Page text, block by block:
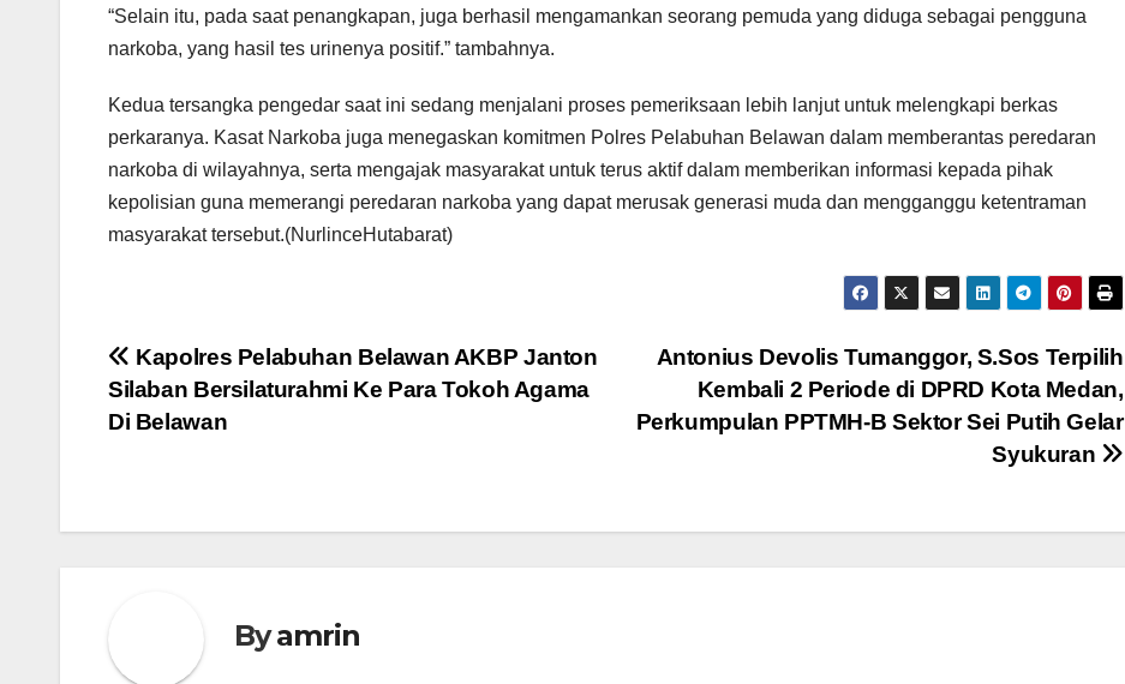
“Selain itu, pada saat penangkapan, juga berhasil mengamankan seorang pemuda yang diduga sebagai pengguna
narkoba, yang hasil tes urinenya positif.” tambahnya.
Kedua tersangka pengedar saat ini sedang menjalani proses pemeriksaan lebih lanjut untuk melengkapi berkas
perkaranya. Kasat Narkoba juga menegaskan komitmen Polres Pelabuhan Belawan dalam memberantas peredaran
narkoba di wilayahnya, serta mengajak masyarakat untuk terus aktif dalam memberikan informasi kepada pihak
kepolisian guna memerangi peredaran narkoba yang dapat merusak generasi muda dan mengganggu ketentraman
masyarakat tersebut.(NurlinceHutabarat)
Navigasi
pos
Antonius Devolis Tumanggor, S.Sos Terpilih
Kembali 2 Periode di DPRD Kota Medan,
Perkumpulan PPTMH-B Sektor Sei Putih Gelar
Syukuran
Kapolres Pelabuhan Belawan AKBP Janton
Silaban Bersilaturahmi Ke Para Tokoh Agama
Di Belawan
Byamrin